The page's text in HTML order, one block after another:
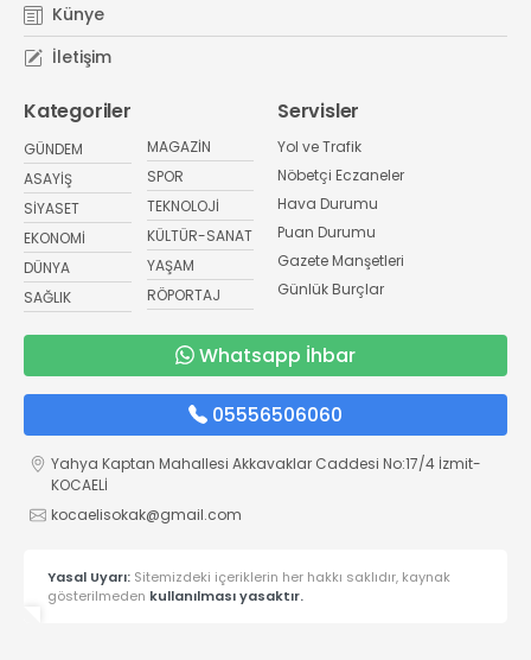
Künye
İletişim
Kategoriler
GÜNDEM
ASAYİŞ
SİYASET
EKONOMİ
DÜNYA
SAĞLIK
MAGAZİN
SPOR
TEKNOLOJİ
KÜLTÜR-SANAT
YAŞAM
RÖPORTAJ
Servisler
Yol ve Trafik
Nöbetçi Eczaneler
Hava Durumu
Puan Durumu
Gazete Manşetleri
Günlük Burçlar
Whatsapp İhbar
05556506060
Yahya Kaptan Mahallesi Akkavaklar Caddesi No:17/4 İzmit-
KOCAELİ
kocaelisokak@gmail.com
Yasal Uyarı: Sitemizdeki içeriklerin her hakkı saklıdır, kaynak
gösterilmeden kullanılması yasaktır.